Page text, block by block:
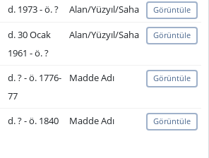
d. 1973 - ö. ? Alan/Yüzyıl/Saha Görüntüle
d. 30 Ocak
1961 - ö. ?
Alan/Yüzyıl/Saha Görüntüle
d. ? - ö. 1776-
77
Madde Adı Görüntüle
d. ? - ö. 1840 Madde Adı Görüntüle